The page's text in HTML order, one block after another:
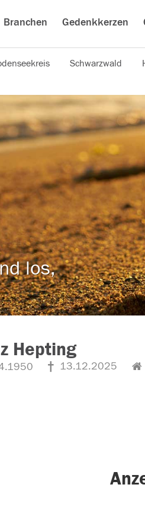
Branchen Gedenkkerzen
Schwarzwald
los,
Hepting
13.12.2025